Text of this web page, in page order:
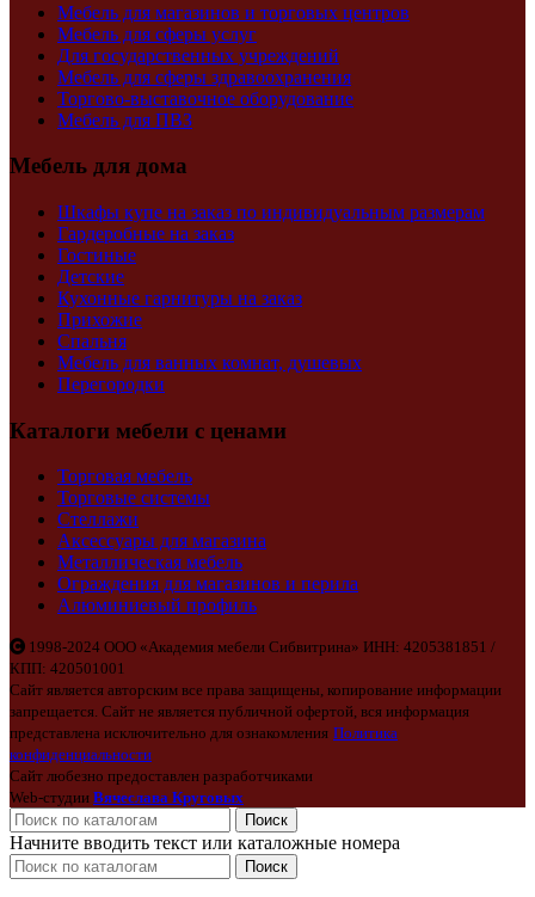
Мебель для магазинов и торговых центров
Мебель для сферы услуг
Для государственных учреждений
Мебель для сферы здравоохранения
Торгово-выставочное оборудование
Мебель для ПВЗ
Мебель для дома
Шкафы купе на заказ по индивидуальным размерам
Гардеробные на заказ
Гостиные
Детские
Кухонные гарнитуры на заказ
Прихожие
Спальня
Мебель для ванных комнат, душевых
Перегородки
Каталоги мебели с ценами
Торговая мебель
Торговые системы
Стеллажи
Аксессуары для магазина
Металлическая мебель
Ограждения для магазинов и перила
Алюминиевый профиль
1998-2024 ООО «Академия мебели Сибвитрина» ИНН: 4205381851 /
КПП: 420501001
Сайт является авторским все права защищены, копирование информации
запрещается. Сайт не является публичной офертой, вся информация
представлена исключительно для ознакомления Политика
конфиденциальности
Сайт любезно предоставлен разработчиками
Web-студии Вячеслава Круговых
Поиск
Начните вводить текст или каталожные номера
Поиск